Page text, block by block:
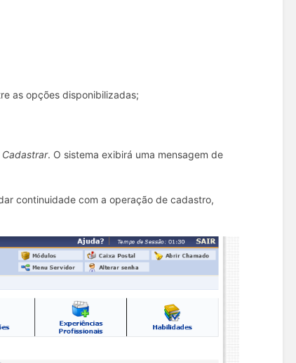
as opções disponibilizadas;
Cadastrar. O sistema exibirá uma mensagem de
continuidade com a operação de cadastro,